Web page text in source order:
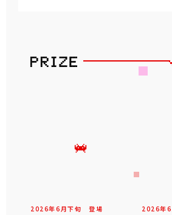
2026年6 月下旬 登場 2026年6